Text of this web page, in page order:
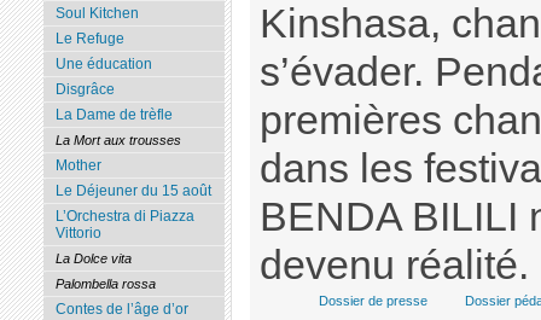
Kinshasa,
s’évader.
premières
dans les
BENDA BILILI
devenu réalité.
Dossier de presse Dossier
Soul Kitchen
Le Refuge
Une éducation
Disgrâce
La Dame de trèfle
La Mort aux trousses
Mother
Le Déjeuner du 15 août
L’Orchestra di Piazza
Vittorio
La Dolce vita
Palombella rossa
Contes de l’âge d’or